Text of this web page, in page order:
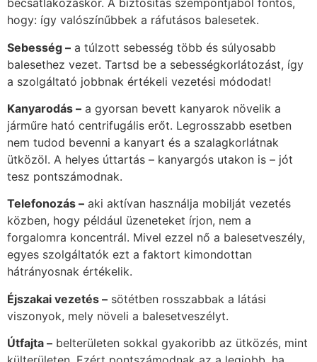
becsatlakozáskor. A biztosítás szempontjából fontos,
hogy: így valószínűbbek a ráfutásos balesetek.
Sebesség – a túlzott sebesség több és súlyosabb
balesethez vezet. Tartsd be a sebességkorlátozást, így
a szolgáltató jobbnak értékeli vezetési módodat!
Kanyarodás – a gyorsan bevett kanyarok növelik a
járműre ható centrifugális erőt. Legrosszabb esetben
nem tudod bevenni a kanyart és a szalagkorlátnak
ütközöl. A helyes úttartás – kanyargós utakon is – jót
tesz pontszámodnak.
Telefonozás – aki aktívan használja mobilját vezetés
közben, hogy például üzeneteket írjon, nem a
forgalomra koncentrál. Mivel ezzel nő a balesetveszély,
egyes szolgáltatók ezt a faktort kimondottan
hátrányosnak értékelik.
Éjszakai vezetés – sötétben rosszabbak a látási
viszonyok, mely növeli a balesetveszélyt.
Útfajta – belterületen sokkal gyakoribb az ütközés, mint